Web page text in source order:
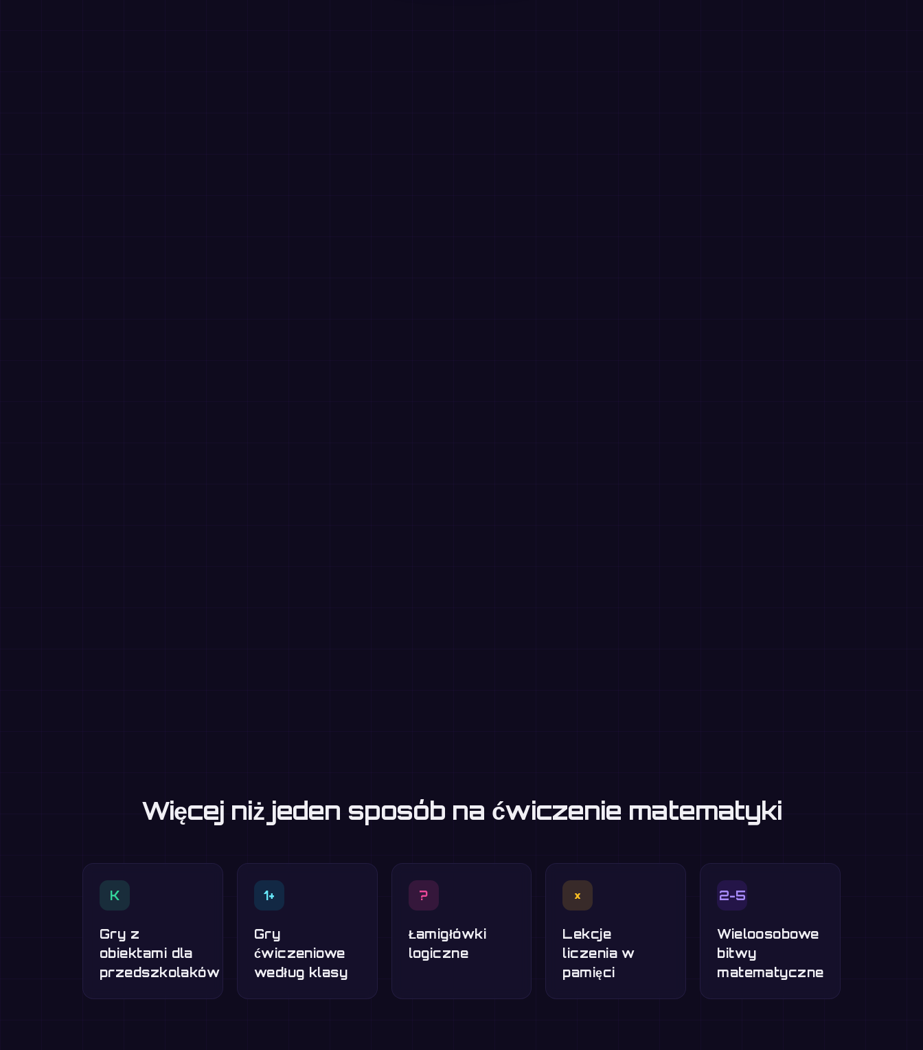
Więcej niż jeden sposób na ćwiczenie matematyki
K
Gry z
obiektami dla
przedszkolaków
1+
Gry
ćwiczeniowe
według klasy
?
Łamigłówki
logiczne
×
Lekcje
liczenia w
pamięci
2-5
Wieloosobowe
bitwy
matematyczne